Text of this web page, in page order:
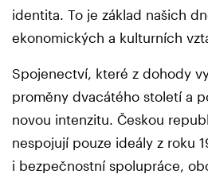
identita. To je základ našich
ekonomických a kulturních
Spojenectví, které z dohody
proměny dvacátého století a
novou intenzitu. Českou
nespojují pouze ideály z roku
i bezpečnostní spolupráce,